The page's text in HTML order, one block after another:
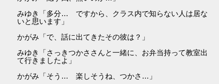
みゆき「多分… ですから、クラス内で知らない人は居な
いと思います」
かがみ「で、話に出てきたその彼は？」
みゆき「さっきつかささんと一緒に、お弁当持って教室出
て行きましたよ」
かがみ「そう… 楽しそうね、つかさ…」